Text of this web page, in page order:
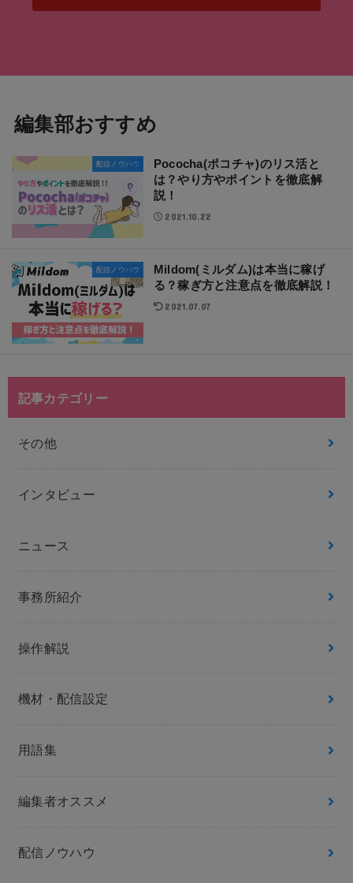
編集部おすすめ
配信ノウハウ
Pococha(ポコチャ)のリス活と
は？やり方やポイントを徹底解
説！
2021.10.22
配信ノウハウ
Mildom(ミルダム)は本当に稼げ
る？稼ぎ方と注意点を徹底解説！
2021.07.07
記事カテゴリー
その他
インタビュー
ニュース
事務所紹介
操作解説
機材・配信設定
用語集
編集者オススメ
配信ノウハウ